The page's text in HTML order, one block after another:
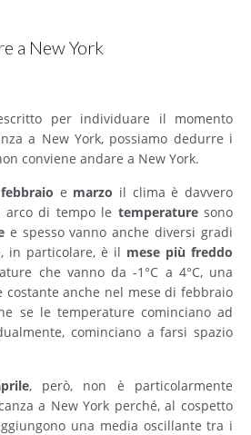
a New York
per individuare il momento
a New York, possiamo dedurre i
conviene andare a New York.
febbraio e marzo il clima è davvero
arco di tempo le temperaturesono
e spesso vanno anche diversi gradi
, in particolare, è il mese più freddo
che vanno da -1°C a 4°C, una
costante anche nel mese di febbraio
se le temperature cominciano ad
cominciano a farsi spazio
, però, non è particolarmente
a New York perché, al cospetto
una media oscillante tra i